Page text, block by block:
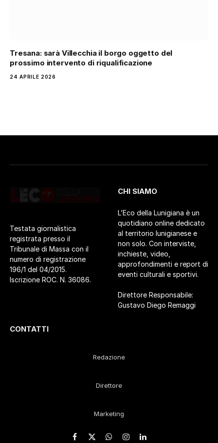
Tresana: sarà Villecchia il borgo oggetto del
prossimo intervento di riqualificazione
24 APRILE 2026
Testata giornalistica
registrata presso il
Tribunale di Massa con il
numero di registrazione
196/1 del 04/2015.
Iscrizione ROC. N. 36086.
CHI SIAMO
L’Eco della Lunigiana è un
quotidiano online dedicato
al territorio lunigianese e
non solo. Con interviste,
inchieste, video,
approfondimenti e report di
eventi culturali e sportivi.
Direttore Responsabile:
Gustavo Diego Remaggi
CONTATTI
Redazione
Direttore
Marketing